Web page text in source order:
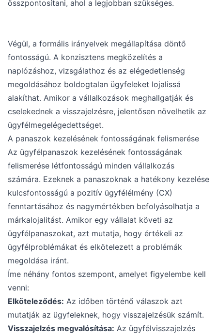
összpontosítani, ahol a legjobban szükséges.
Végül, a formális irányelvek megállapítása döntő
fontosságú. A konzisztens megközelítés a
naplózáshoz, vizsgálathoz és az elégedetlenség
megoldásához boldogtalan ügyfeleket lojalissá
alakíthat. Amikor a vállalkozások meghallgatják és
cselekednek a visszajelzésre, jelentősen növelhetik az
ügyfélmegelégedettséget.
A panaszok kezelésének fontosságának felismerése
Az ügyfélpanaszok kezelésének fontosságának
felismerése létfontosságú minden vállalkozás
számára. Ezeknek a panaszoknak a hatékony kezelése
kulcsfontosságú a pozitív ügyfélélmény (CX)
fenntartásához és nagymértékben befolyásolhatja a
márkalojalitást. Amikor egy vállalat követi az
ügyfélpanaszokat, azt mutatja, hogy értékeli az
ügyfélproblémákat és elkötelezett a problémák
megoldása iránt.
Íme néhány fontos szempont, amelyet figyelembe kell
venni:
Elköteleződés: Az időben történő válaszok azt
mutatják az ügyfeleknek, hogy visszajelzésük számít.
Visszajelzés megvalósítása: Az ügyfélvisszajelzés